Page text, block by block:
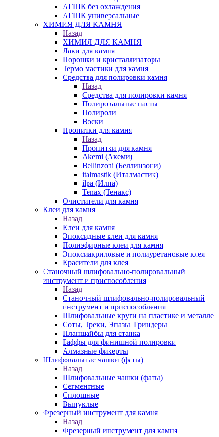
АГШК без охлаждения
АГШК универсальные
ХИМИЯ ДЛЯ КАМНЯ
Назад
ХИМИЯ ДЛЯ КАМНЯ
Лаки для камня
Порошки и кристаллизаторы
Термо мастики для камня
Средства для полировки камня
Назад
Средства для полировки камня
Полировальные пасты
Полироли
Воски
Пропитки для камня
Назад
Пропитки для камня
Akemi (Акеми)
Bellinzoni (Беллинзони)
italmastik (Италмастик)
ilpa (Илпа)
Tenax (Тенакс)
Очистители для камня
Клеи для камня
Назад
Клеи для камня
Эпоксидные клеи для камня
Полиэфирные клеи для камня
Эпоксиакриловые и полиуретановые клея
Красители для клея
Станочный шлифовально-полировальный
инструмент и приспособления
Назад
Станочный шлифовально-полировальный
инструмент и приспособления
Шлифовальные круги на пластике и металле
Соты, Треки, Эпазы, Гриндеры
Планшайбы для станка
Баффы для финишной полировки
Алмазные фикерты
Шлифовальные чашки (фаты)
Назад
Шлифовальные чашки (фаты)
Сегментные
Сплошные
Выпуклые
Фрезерный инструмент для камня
Назад
Фрезерный инструмент для камня